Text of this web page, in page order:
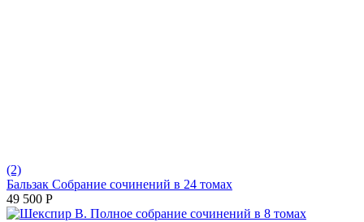
(2)
Бальзак Собрание сочинений в 24 томах
49 500 Р